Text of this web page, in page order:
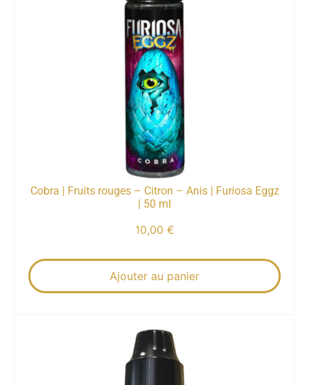
Cobra | Fruits rouges – Citron – Anis | Furiosa Eggz
| 50 ml
10,00 €
Ajouter au panier